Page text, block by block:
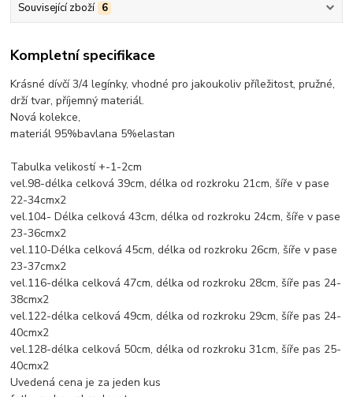
Související zboží 6
Kompletní specifikace
Krásné dívčí 3/4 legínky, vhodné pro jakoukoliv příležitost, pružné,
drží tvar, příjemný materiál.
Nová kolekce,
materiál 95%bavlana 5%elastan
Tabulka velikostí +-1-2cm
vel.98-délka celková 39cm, délka od rozkroku 21cm, šíře v pase
22-34cmx2
vel.104- Délka celková 43cm, délka od rozkroku 24cm, šíře v pase
23-36cmx2
vel.110-Délka celková 45cm, délka od rozkroku 26cm, šíře v pase
23-37cmx2
vel.116-délka celková 47cm, délka od rozkroku 28cm, šíře pas 24-
38cmx2
vel.122-délka celková 49cm, délka od rozkroku 29cm, šíře pas 24-
40cmx2
vel.128-délka celková 50cm, délka od rozkroku 31cm, šíře pas 25-
40cmx2
Uvedená cena je za jeden kus